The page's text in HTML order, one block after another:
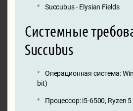
Succubus - Elysian Fields
Системные
Succubus
Операционная система:
bit)
Процессор: i5-6500, Ryzen